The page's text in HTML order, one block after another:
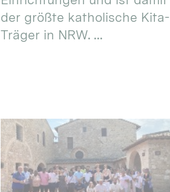
der größte katholische Kita-
Träger in NRW. ...